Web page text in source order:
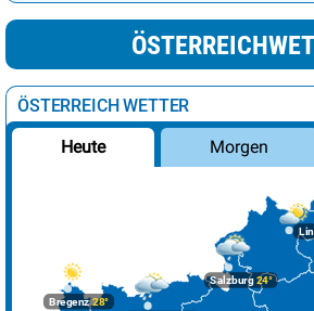
ÖSTERREICH WETTER
Heute Morgen
Bregenz28°
Salzburg24°